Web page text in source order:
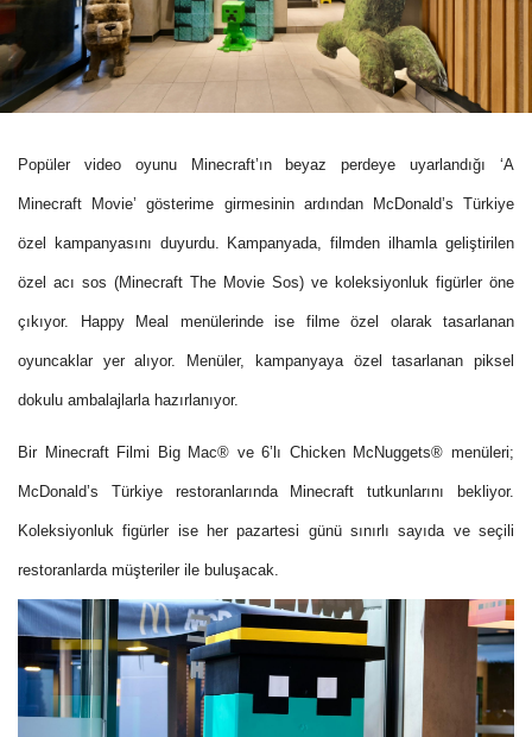
Popüler video oyunu Minecraft’ın beyaz perdeye uyarlandığı ‘A
Minecraft Movie’ gösterime girmesinin ardından McDonald’s Türkiye
özel kampanyasını duyurdu. Kampanyada, filmden ilhamla geliştirilen
özel acı sos (Minecraft The Movie Sos) ve koleksiyonluk figürler öne
çıkıyor. Happy Meal menülerinde ise filme özel olarak tasarlanan
oyuncaklar yer alıyor. Menüler, kampanyaya özel tasarlanan piksel
dokulu ambalajlarla hazırlanıyor.
Bir Minecraft Filmi Big Mac® ve 6’lı Chicken McNuggets® menüleri;
McDonald’s Türkiye restoranlarında Minecraft tutkunlarını bekliyor.
Koleksiyonluk figürler ise her pazartesi günü sınırlı sayıda ve seçili
restoranlarda müşteriler ile buluşacak.